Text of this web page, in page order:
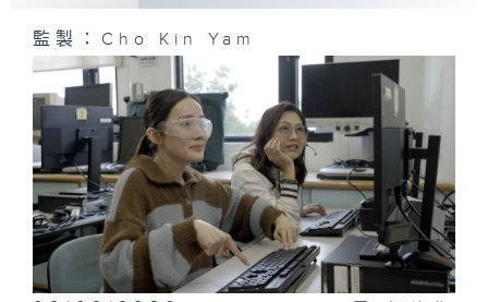
監製：Cho Kin Yam